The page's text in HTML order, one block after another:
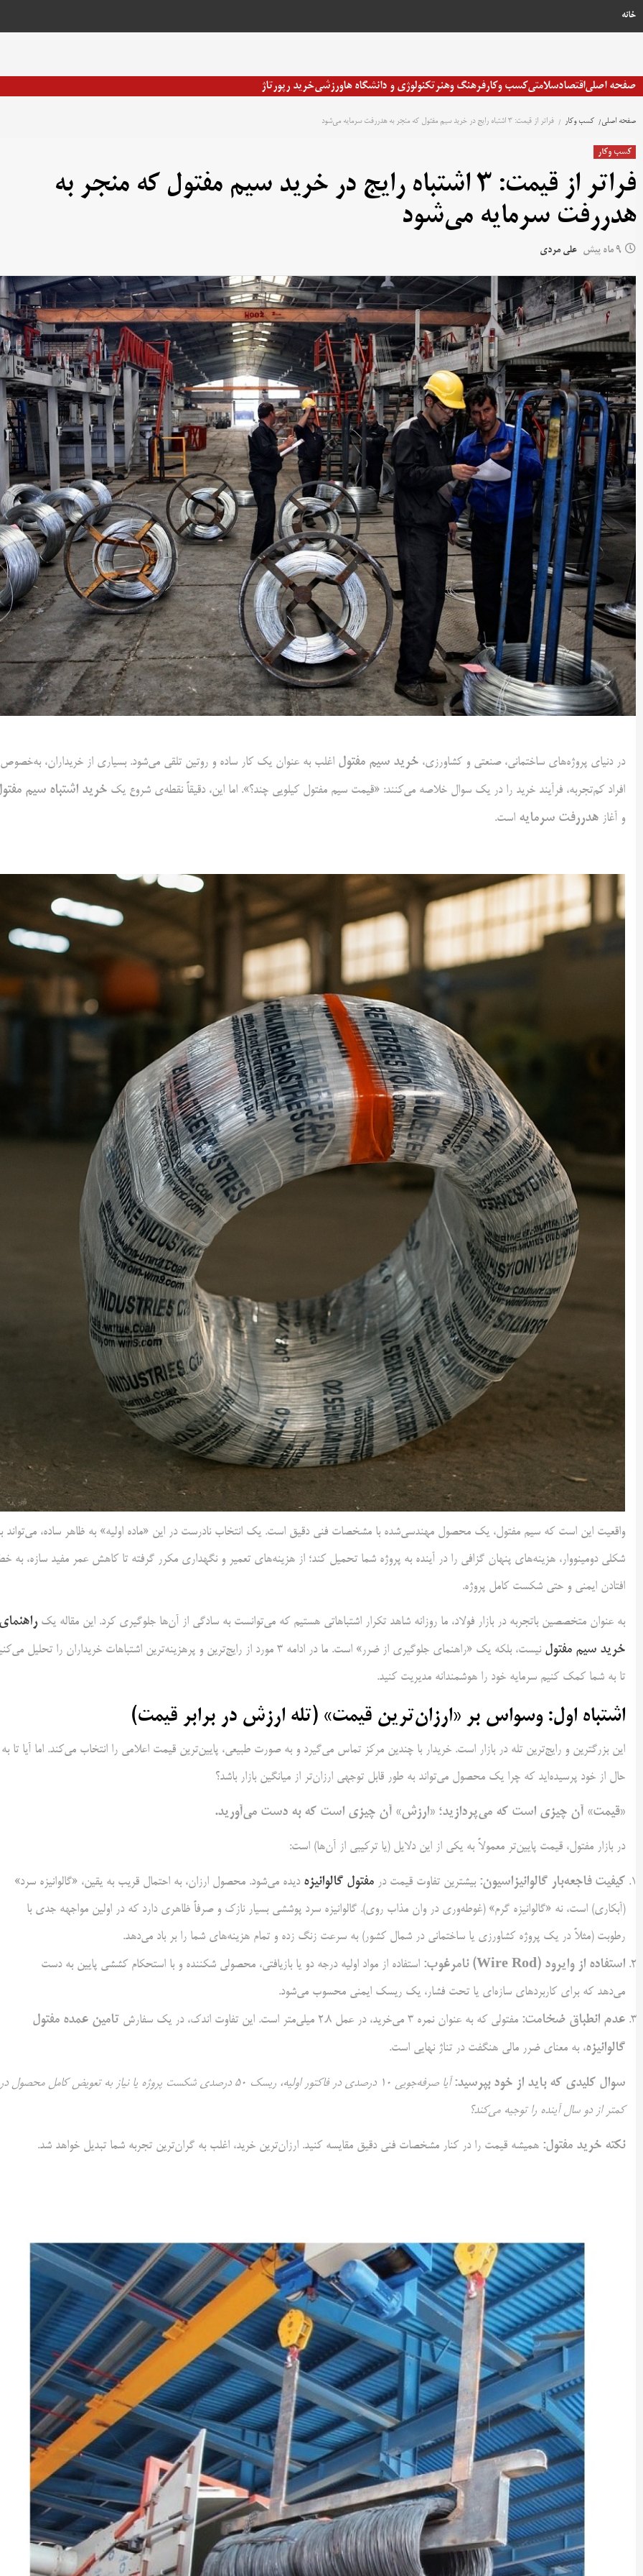
پرش
به
خانه
صفحه اصلیاقتصادسلامتیکسب وکارفرهنگ وهنرتکنولوژی و دانشگاه هاورزشیخرید رپورتاژ
صفحه اصلی کسب وکار فراتر از قیمت: ۳ اشتباه رایج در خرید سیم مفتول که منجر به هدررفت سرمایه می‌شود
کسب وکار
فراتر از قیمت: ۳ اشتباه رایج در خرید سیم مفتول که منجر به
هدررفت سرمایه می‌شود
9 ماه پیش علی مردی
در دنیای پروژه‌های ساختمانی، صنعتی و کشاورزی، خرید سیم مفتول اغلب به عنوان یک کار ساده و روتین تلقی می‌شود. بسیاری از خریداران، به‌خصوص
افراد کم‌تجربه، فرآیند خرید را در یک سوال خلاصه می‌کنند: «قیمت سیم مفتول کیلویی چند؟». اما این، دقیقاً نقطه‌ی شروع یک خرید اشتباه سیم
و آغاز هدررفت سرمایه است.
واقعیت این است که سیم مفتول، یک محصول مهندسی‌شده با مشخصات فنی دقیق است. یک انتخاب نادرست در این «ماده اولیه» به ظاهر ساده، می‌تواند
شکلی دومینووار، هزینه‌های پنهان گزافی را در آینده به پروژه شما تحمیل کند؛ از هزینه‌های تعمیر و نگهداری مکرر گرفته تا کاهش عمر مفید سازه، به
افتادن ایمنی و حتی شکست کامل پروژه.
به عنوان متخصصین باتجربه در بازار فولاد، ما روزانه شاهد تکرار اشتباهاتی هستیم که می‌توانست به سادگی از آن‌ها جلوگیری کرد. این مقاله یک
خرید سیم مفتول
نیست، بلکه یک «راهنمای جلوگیری از ضرر» است. ما در ادامه ۳ مورد از رایج‌ترین و پرهزینه‌ترین اشتباهات خریداران را تحلیل
تا به شما کمک کنیم سرمایه خود را هوشمندانه مدیریت کنید.
اشتباه اول: وسواس بر «ارزان‌ترین قیمت» (تله ارزش در برابر قیمت)
این بزرگترین و رایج‌ترین تله در بازار است. خریدار با چندین مرکز تماس می‌گیرد و به صورت طبیعی، پایین‌ترین قیمت اعلامی را انتخاب می‌کند. اما آیا تا به
حال از خود پرسیده‌اید که چرا یک محصول می‌تواند به طور قابل توجهی ارزان‌تر از میانگین بازار باشد؟
«قیمت» آن چیزی است که می‌پردازید؛ «ارزش» آن چیزی است که به دست می‌آورید.
در بازار مفتول، قیمت پایین‌تر معمولاً به یکی از این دلایل (یا ترکیبی از آن‌ها) است:
کیفیت فاجعه‌بار گالوانیزاسیون: بیشترین تفاوت قیمت در مفتول گالوانیزه دیده می‌شود. محصول ارزان، به احتمال قریب به یقین، «گالوانیزه سرد»
(آبکاری) است، نه «گالوانیزه گرم» (غوطه‌وری در وان مذاب روی). گالوانیزه سرد پوششی بسیار نازک و صرفاً ظاهری دارد که در اولین مواجهه جدی با
رطوبت (مثلاً در یک پروژه کشاورزی یا ساختمانی در شمال کشور) به سرعت زنگ زده و تمام هزینه‌های شما را بر باد می‌دهد.
استفاده از وایرود (Wire Rod) نامرغوب:
استفاده از مواد اولیه درجه دو یا بازیافتی، محصولی شکننده و با استحکام کششی پایین به دست
می‌دهد که برای کاربردهای سازه‌ای یا تحت فشار، یک ریسک ایمنی محسوب می‌شود.
عدم انطباق ضخامت: مفتولی که به عنوان نمره ۳ می‌خرید، در عمل ۲.۸ میلی‌متر است. این تفاوت اندک، در یک سفارش
تامین عمده مفتول
گالوانیزه، به معنای ضرر مالی هنگفت در تناژ نهایی است.
سوال کلیدی که باید از خود بپرسید:
آیا صرفه‌جویی ۱۰ درصدی در فاکتور اولیه، ریسک ۵۰ درصدی شکست پروژه یا نیاز به تعویض کامل محصول در
کمتر از دو سال آینده را توجیه می‌کند؟
نکته خرید مفتول: همیشه قیمت را در کنار مشخصات فنی دقیق مقایسه کنید. ارزان‌ترین خرید، اغلب به گران‌ترین تجربه شما تبدیل خواهد شد.